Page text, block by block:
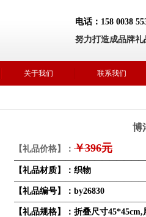
电话：158 0038
努力打造成品牌
关于我们 联系我们
博
【礼品价格】： ￥396元
【礼品材质】：织物
【礼品编号】：by26830
【礼品规格】：折叠尺寸